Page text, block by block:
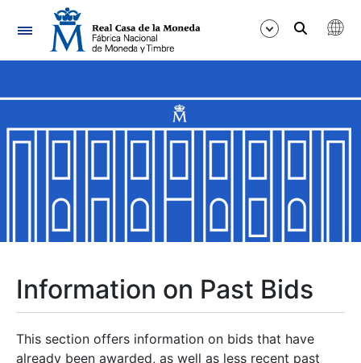
Navigation
Show/Hide
Show/Hide
Show/Hide
Information on Past Bids
This section offers information on bids that have
already been awarded, as well as less recent past